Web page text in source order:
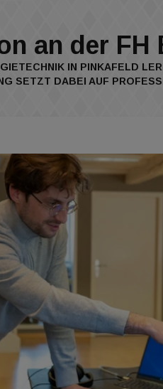
an der FH
IN PINKAFELD
SETZT DABEI AUF